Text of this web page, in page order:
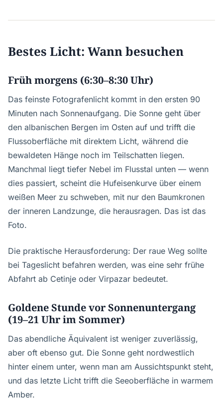
Bestes Licht: Wann besuchen
Früh morgens (6:30–8:30 Uhr)
Das feinste Fotografenlicht kommt in den ersten 90
Minuten nach Sonnenaufgang. Die Sonne geht über
den albanischen Bergen im Osten auf und trifft die
Flussoberfläche mit direktem Licht, während die
bewaldeten Hänge noch im Teilschatten liegen.
Manchmal liegt tiefer Nebel im Flusstal unten — wenn
dies passiert, scheint die Hufeisenkurve über einem
weißen Meer zu schweben, mit nur den Baumkronen
der inneren Landzunge, die herausragen. Das ist das
Foto.
Die praktische Herausforderung: Der raue Weg sollte
bei Tageslicht befahren werden, was eine sehr frühe
Abfahrt ab Cetinje oder Virpazar bedeutet.
Goldene Stunde vor Sonnenuntergang
(19–21 Uhr im Sommer)
Das abendliche Äquivalent ist weniger zuverlässig,
aber oft ebenso gut. Die Sonne geht nordwestlich
hinter einem unter, wenn man am Aussichtspunkt steht,
und das letzte Licht trifft die Seeoberfläche in warmem
Amber.